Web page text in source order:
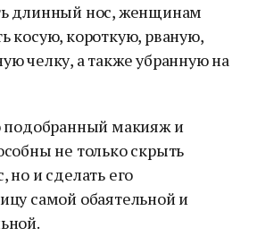
длинный нос, женщинам
косую, короткую, рваную,
челку, а также убранную на
подобранный макияж и
не только скрыть
но и сделать его
самой обаятельной и